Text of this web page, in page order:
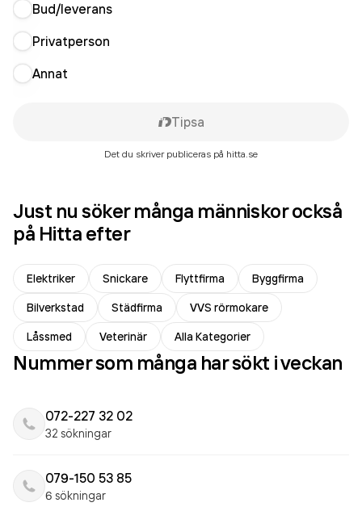
Bud/leverans
Privatperson
Annat
Tipsa
Det du skriver publiceras på hitta.se
Just nu söker många människor också
på Hitta efter
Elektriker Snickare Flyttfirma
Byggfirma
Bilverkstad
Städfirma
VVS rörmokare
Låssmed
Veterinär Alla Kategorier
Nummer som många har sökt i veckan
072-227 32 02
32 sökningar
079-150 53 85
6 sökningar